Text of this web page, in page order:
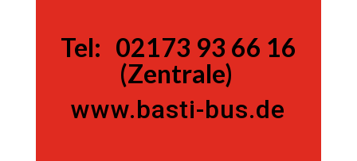
Tel: 02173 93 66 16
(Zentrale)
www.basti-bus.de